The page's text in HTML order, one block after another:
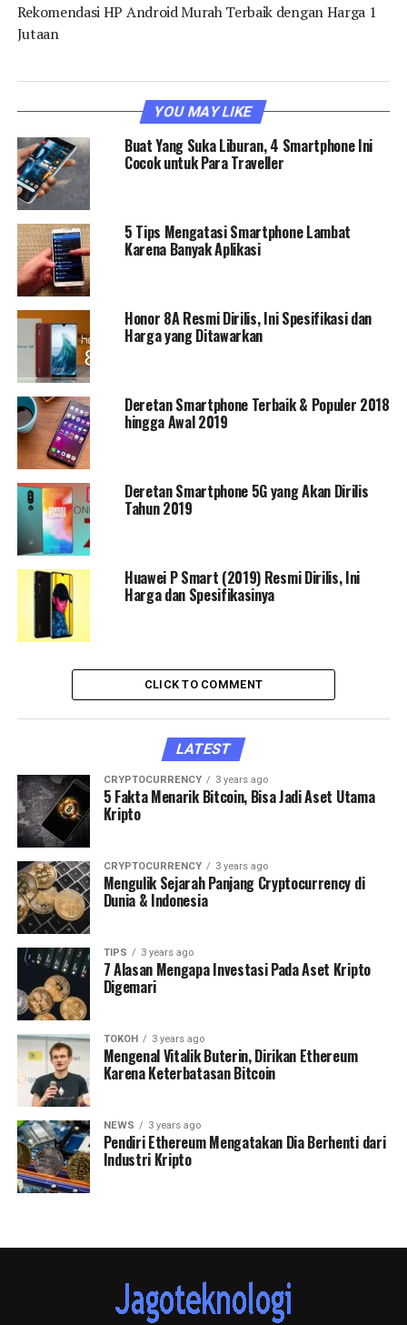
Rekomendasi HP Android Murah Terbaik dengan Harga 1
Jutaan
YOU MAY LIKE
Buat Yang Suka Liburan, 4 Smartphone Ini
Cocok untuk Para Traveller
5 Tips Mengatasi Smartphone Lambat
Karena Banyak Aplikasi
Honor 8A Resmi Dirilis, Ini Spesifikasi dan
Harga yang Ditawarkan
Deretan Smartphone Terbaik & Populer 2018
hingga Awal 2019
Deretan Smartphone 5G yang Akan Dirilis
Tahun 2019
Huawei P Smart (2019) Resmi Dirilis, Ini
Harga dan Spesifikasinya
CLICK TO COMMENT
LATEST
CRYPTOCURRENCY 3 years ago
5 Fakta Menarik Bitcoin, Bisa Jadi Aset Utama
Kripto
CRYPTOCURRENCY 3 years ago
Mengulik Sejarah Panjang Cryptocurrency di
Dunia & Indonesia
TIPS 3 years ago
7 Alasan Mengapa Investasi Pada Aset Kripto
Digemari
TOKOH 3 years ago
Mengenal Vitalik Buterin, Dirikan Ethereum
Karena Keterbatasan Bitcoin
NEWS 3 years ago
Pendiri Ethereum Mengatakan Dia Berhenti dari
Industri Kripto